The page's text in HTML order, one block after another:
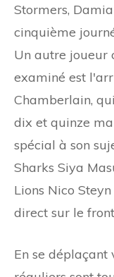
Stormers,
cinquième
Un autre joueur
examiné est
Chamberlain,
dix et quinze
spécial à son
Sharks Siya
Lions Nico
direct sur le
En se déplaçant